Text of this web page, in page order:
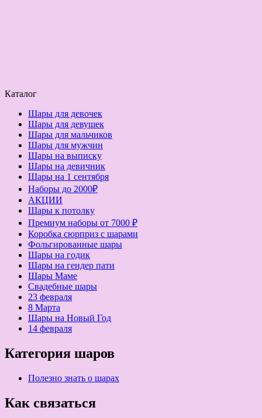
Каталог
Шары для девочек
Шары для девушек
Шары для мальчиков
Шары для мужчин
Шары на выписку
Шары на девичник
Шары на 1 сентября
Наборы до 2000₽
АКЦИИ
Шары к потолку
Премиум наборы от 7000 ₽
Коробка сюрприз с шарами
Фольгированные шары
Шары на годик
Шары на гендер пати
Шары Маме
Свадебные шары
23 февраля
8 Марта
Шары на Новый Год
14 февраля
Категория шаров
Полезно знать о шарах
Как связаться